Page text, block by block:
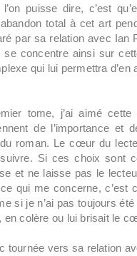
puisse dire, c’est
total à cet art
par sa relation avec Ian
concentre ainsi sur
qui lui permettra
tome, j’ai aimé
de l’importance
roman. Le cœur du
Si ces choix sont
et ne laisse pas le
qui me concerne,
si je n’ai pas toujours
en colère ou lui brisait le
tournée vers sa relation